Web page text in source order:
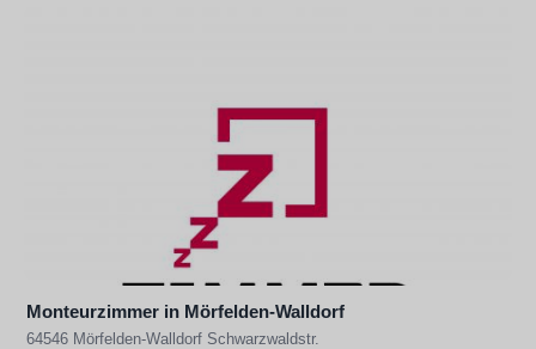
Monteurzimmer in Mörfelden-Walldorf
64546 Mörfelden-Walldorf Schwarzwaldstr.